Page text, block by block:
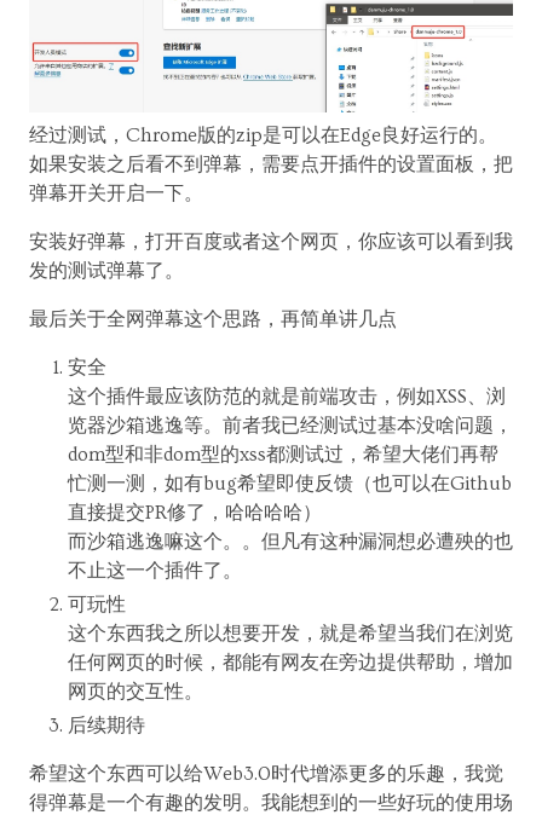
经过测试，Chrome版的zip是可以在Edge良好运行的。
如果安装之后看不到弹幕，需要点开插件的设置面板，把
弹幕开关开启一下。
安装好弹幕，打开百度或者这个网页，你应该可以看到我
发的测试弹幕了。
最后关于全网弹幕这个思路，再简单讲几点
安全
这个插件最应该防范的就是前端攻击，例如XSS、浏
览器沙箱逃逸等。前者我已经测试过基本没啥问题，
dom型和非dom型的xss都测试过，希望大佬们再帮
忙测一测，如有bug希望即使反馈（也可以在Github
直接提交PR修了，哈哈哈哈）
而沙箱逃逸嘛这个。。但凡有这种漏洞想必遭殃的也
不止这一个插件了。
可玩性
这个东西我之所以想要开发，就是希望当我们在浏览
任何网页的时候，都能有网友在旁边提供帮助，增加
网页的交互性。
后续期待
希望这个东西可以给Web3.0时代增添更多的乐趣，我觉
得弹幕是一个有趣的发明。我能想到的一些好玩的使用场